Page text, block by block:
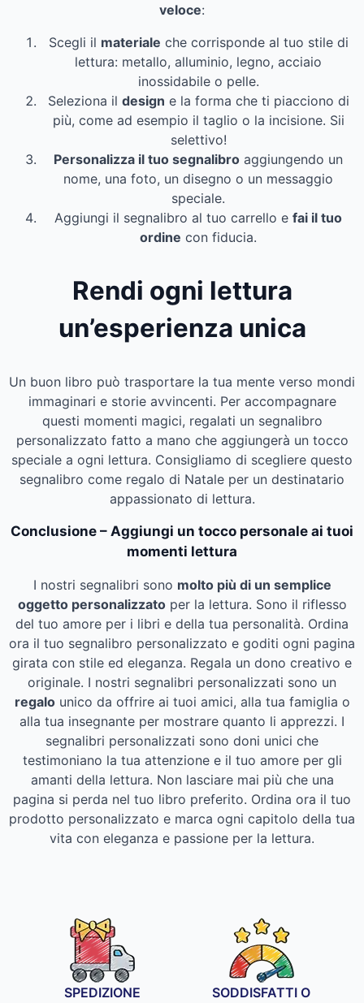
veloce:
Scegli il materiale che corrisponde al tuo stile di
lettura: metallo, alluminio, legno, acciaio
inossidabile o pelle.
Seleziona il design e la forma che ti piacciono di
più, come ad esempio il taglio o la incisione. Sii
selettivo!
Personalizza il tuo segnalibro aggiungendo un
nome, una foto, un disegno o un messaggio
speciale.
Aggiungi il segnalibro al tuo carrello e fai il tuo
ordine con fiducia.
Rendi ogni lettura
un’esperienza unica
Un buon libro può trasportare la tua mente verso mondi
immaginari e storie avvincenti. Per accompagnare
questi momenti magici, regalati un segnalibro
personalizzato fatto a mano che aggiungerà un tocco
speciale a ogni lettura. Consigliamo di scegliere questo
segnalibro come regalo di Natale per un destinatario
appassionato di lettura.
Conclusione – Aggiungi un tocco personale ai tuoi
momenti lettura
I nostri segnalibri sono molto più di un semplice
oggetto personalizzatoper la lettura. Sono il riflesso
del tuo amore per i libri e della tua personalità. Ordina
ora il tuo segnalibro personalizzato e goditi ogni pagina
girata con stile ed eleganza. Regala un dono creativo e
originale. I nostri segnalibri personalizzati sono un
regalounico da offrire ai tuoi amici, alla tua famiglia o
alla tua insegnante per mostrare quanto li apprezzi. I
segnalibri personalizzati sono doni unici che
testimoniano la tua attenzione e il tuo amore per gli
amanti della lettura. Non lasciare mai più che una
pagina si perda nel tuo libro preferito. Ordina ora il tuo
prodotto personalizzato e marca ogni capitolo della tua
vita con eleganza e passione per la lettura.
SPEDIZIONE
SODDISFATTI O